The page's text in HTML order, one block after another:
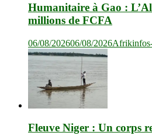
Humanitaire à Gao :
millions de FCFA
06/08/202606/08/2026
Fleuve Niger : Un corps